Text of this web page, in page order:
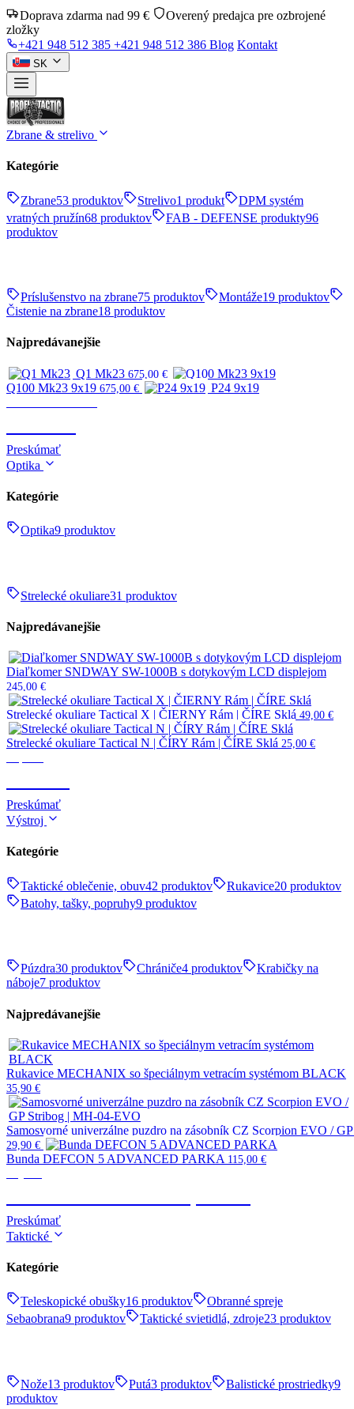
Doprava zdarma nad 99 €
Overený predajca pre ozbrojené
zložky
+421 948 512 385 +421 948 512 386 Blog Kontakt
SK
Zbrane & strelivo
Kategórie
Zbrane53 produktov Strelivo1 produkt
DPM systém
vratných pružín68 produktov FAB - DEFENSE produkty96
produktov
Príslušenstvo na zbrane75 produktov Montáže19 produktov
Čistenie na zbrane18 produktov
Najpredávanejšie
Q1 Mk23 675,00 €
Q100 Mk23 9x19 675,00 €
P24 9x19
Preskúmať
Optika
Kategórie
Optika9 produktov
Strelecké okuliare31 produktov
Najpredávanejšie
Diaľkomer SNDWAY SW-1000B s dotykovým LCD displejom
245,00 €
Strelecké okuliare Tactical X | ČIERNY Rám | ČÍRE Sklá 49,00 €
Strelecké okuliare Tactical N | ČÍRY Rám | ČÍRE Sklá 25,00 €
Preskúmať
Výstroj
Kategórie
Taktické oblečenie, obuv42 produktov Rukavice20 produktov
Batohy, tašky, popruhy9 produktov
Púzdra30 produktov Chrániče4 produktov
Krabičky na
náboje7 produktov
Najpredávanejšie
Rukavice MECHANIX so špeciálnym vetracím systémom BLACK
35,90 €
Samosvorné univerzálne puzdro na zásobník CZ Scorpion EVO /
29,90 €
Bunda DEFCON 5 ADVANCED PARKA 115,00 €
Preskúmať
Taktické
Kategórie
Teleskopické obušky16 produktov
Obranné spreje
Sebaobrana9 produktov Taktické svietidlá, zdroje23 produktov
Nože13 produktov Putá3 produktov Balistické prostriedky9
produktov